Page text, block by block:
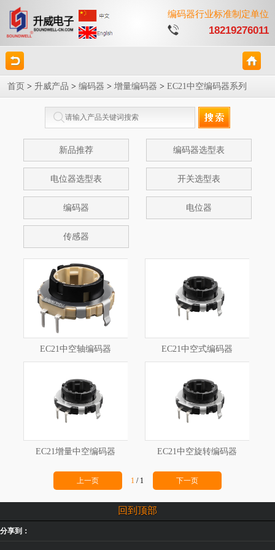
编码器行业标准制定单位
18219276011
首页 > 升威产品 > 编码器 > 增量编码器 > EC21中空编码器系列
新品推荐 编码器选型表
电位器选型表 开关选型表
编码器 电位器
传感器
EC21中空轴编码器 EC21中空式编码器
EC21增量中空编码器 EC21中空旋转编码器
上一页 1 / 1 下一页
回到顶部
分享到：